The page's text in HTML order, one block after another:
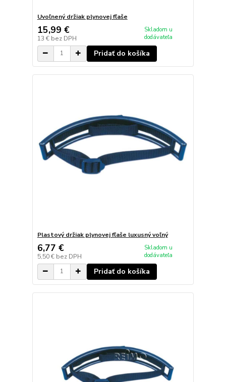
Uvoľnený držiak plynovej fľaše
15,99 €
13 € bez DPH
Skladom u
dodávateľa
Pridať do košíka
Plastový držiak plynovej fľaše luxusný voľný
6,77 €
5,50 € bez DPH
Skladom u
dodávateľa
Pridať do košíka